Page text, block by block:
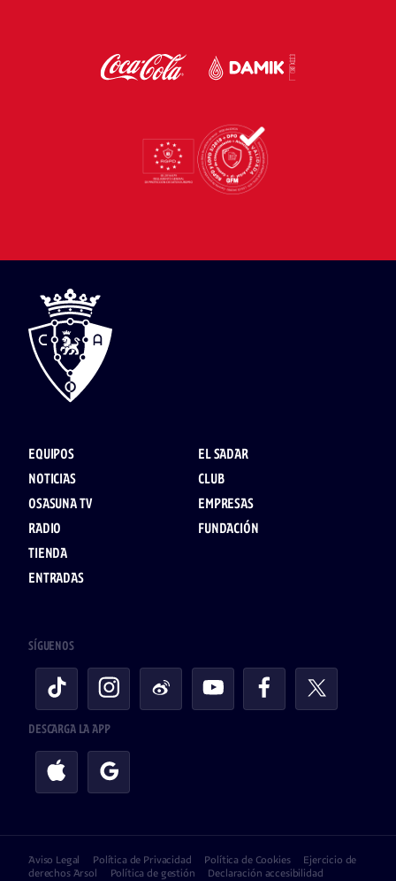
EQUIPOS
NOTICIAS
OSASUNA TV
RADIO
TIENDA
ENTRADAS
EL SADAR
CLUB
EMPRESAS
FUNDACIÓN
SÍGUENOS
DESCARGA LA APP
Aviso Legal Política de Privacidad Política de Cookies
Ejercicio de
derechos Arsol
Política de gestión Declaración accesibilidad